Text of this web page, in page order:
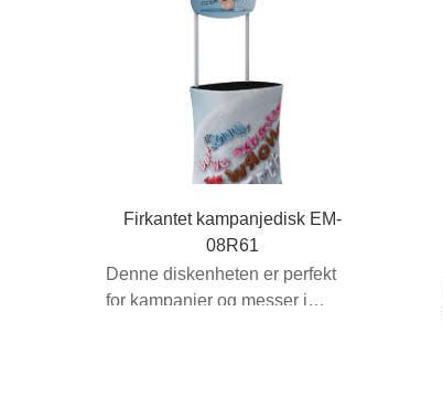
Firkantet kampanjedisk EM-
08R61
Denne diskenheten er perfekt
for kampanjer og messer i